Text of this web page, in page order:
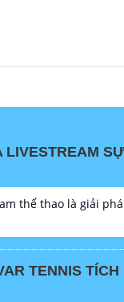
thể thao là giải
TENNIS